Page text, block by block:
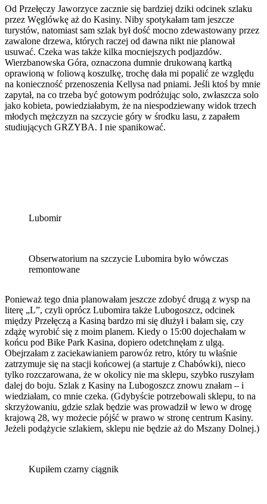
Od Przełęczy Jaworzyce zacznie się bardziej dziki odcinek szlaku
przez Węglówkę aż do Kasiny. Niby spotykałam tam jeszcze
turystów, natomiast sam szlak był dość mocno zdewastowany przez
zawalone drzewa, których raczej od dawna nikt nie planował
usuwać. Czeka was także kilka mocniejszych podjazdów.
Wierzbanowska Góra, oznaczona dumnie drukowaną kartką
oprawioną w foliową koszulkę, trochę dała mi popalić ze względu
na konieczność przenoszenia Kellysa nad pniami. Jeśli ktoś by mnie
zapytał, na co trzeba być gotowym podróżując solo, zwłaszcza solo
jako kobieta, powiedziałabym, że na niespodziewany widok trzech
młodych mężczyzn na szczycie góry w środku lasu, z zapałem
studiujących GRZYBA. I nie spanikować.
Lubomir
Obserwatorium na szczycie Lubomira było wówczas
remontowane
Ponieważ tego dnia planowałam jeszcze zdobyć drugą z wysp na
literę „L”, czyli oprócz Lubomira także Lubogoszcz, odcinek
między Przełęczą a Kasiną bardzo mi się dłużył i bałam się, czy
zdążę wyrobić się z moim planem. Kiedy o 15:00 dojechałam w
końcu pod Bike Park Kasina, dopiero odetchnęłam z ulgą.
Obejrzałam z zaciekawianiem parowóz retro, który tu właśnie
zatrzymuje się na stacji końcowej (a startuje z Chabówki), nieco
tylko rozczarowana, że w okolicy nie ma sklepu, szybko ruszyłam
dalej do boju. Szlak z Kasiny na Lubogoszcz znowu znałam – i
wiedziałam, co mnie czeka. (Gdybyście potrzebowali sklepu, to na
skrzyżowaniu, gdzie szlak będzie was prowadził w lewo w drogę
krajową 28, wy możecie pójść w prawo w stronę centrum Kasiny.
Jeżeli podążycie szlakiem, sklepu nie będzie aż do Mszany Dolnej.)
Kupiłem czarny ciągnik